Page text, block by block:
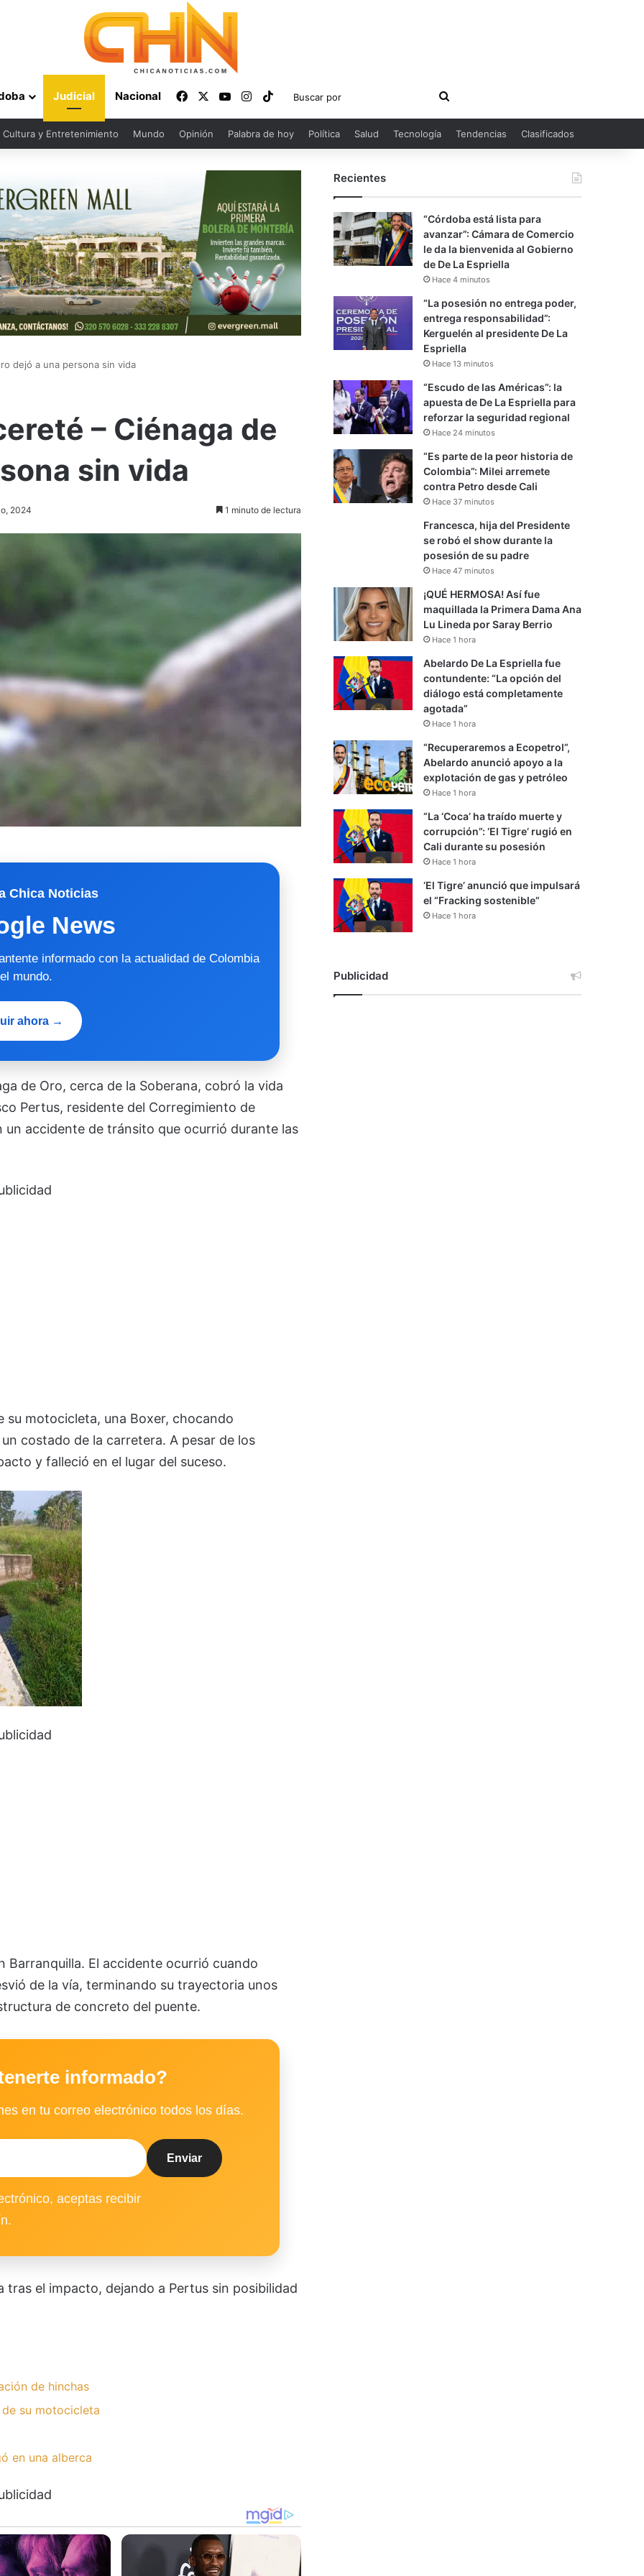
Judicial Nacional FacebookYouTubeInstagram
TikTok
Buscar
por
Cultura y Entretenimiento Mundo Opinión Palabra de hoy Política Salud Tecnología Tendencias Clasificados
dejó a una persona sin vida
– Ciénaga de
sin vida
2024 1 minuto de lectura
Chica Noticias
News
informado con la actualidad de Colombia
mundo.
ahora →
de Oro, cerca de la Soberana, cobró la vida
Pertus, residente del Corregimiento de
accidente de tránsito que ocurrió durante las
motocicleta, una Boxer, chocando
costado de la carretera. A pesar de los
y falleció en el lugar del suceso.
Barranquilla. El accidente ocurrió cuando
de la vía, terminando su trayectoria unos
de concreto del puente.
informado?
en tu correo electrónico todos los días.
aceptas recibir
el impacto, dejando a Pertus sin posibilidad
de hinchas
su motocicleta
en una alberca
Recientes
“Córdoba está lista para
avanzar”: Cámara de Comercio
le da la bienvenida al Gobierno
de De La Espriella
Hace 4 minutos
“La posesión no entrega poder,
entrega responsabilidad”:
Kerguelén al presidente De La
Espriella
Hace 13 minutos
“Escudo de las Américas”: la
apuesta de De La Espriella para
reforzar la seguridad regional
Hace 24 minutos
“Es parte de la peor historia de
Colombia”: Milei arremete
contra Petro desde Cali
Hace 37 minutos
Francesca, hija del Presidente
se robó el show durante la
posesión de su padre
Hace 47 minutos
¡QUÉ HERMOSA! Así fue
maquillada la Primera Dama Ana
Lu Lineda por Saray Berrio
Hace 1 hora
Abelardo De La Espriella fue
contundente: “La opción del
diálogo está completamente
agotada”
Hace 1 hora
“Recuperaremos a Ecopetrol”,
Abelardo anunció apoyo a la
explotación de gas y petróleo
Hace 1 hora
“La ‘Coca’ ha traído muerte y
corrupción”: ‘El Tigre’ rugió en
Cali durante su posesión
Hace 1 hora
‘El Tigre’ anunció que impulsará
el “Fracking sostenible”
Hace 1 hora
Publicidad